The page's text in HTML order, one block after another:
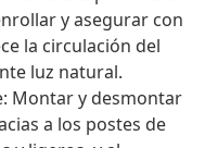
y asegurar con
la circulación del
luz natural.
Montar y desmontar
a los postes de